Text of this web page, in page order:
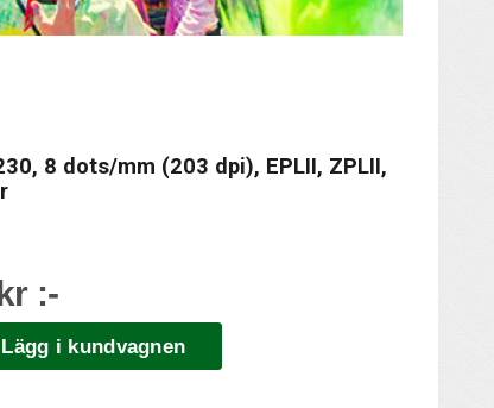
8 dots/mm (203 dpi), EPLII, ZPLII,
:-
Lägg i kundvagnen